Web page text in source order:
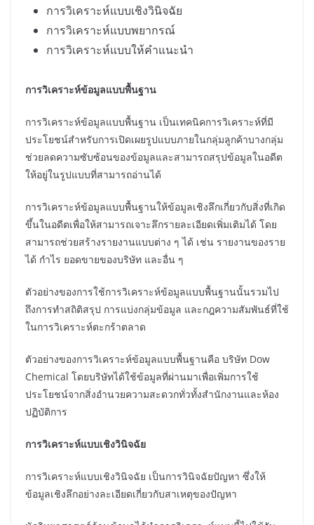
การวิเคราะห์แบบเชิงวินิจฉัย
การวิเคราะห์แบบพยากรณ์
การวิเคราะห์แบบให้คำแนะนำ
การวิเคราะห์ข้อมูลแบบพื้นฐาน
การวิเคราะห์ข้อมูลแบบพื้นฐาน เป็นเทคนิคการวิเคราะห์ที่มี
ประโยชน์สำหรับการเปิดเผยรูปแบบภายในกลุ่มลูกค้าบางกลุ่ม
ช่วยลดความซับซ้อนของข้อมูลและสามารถสรุปข้อมูลในอดีต
ให้อยู่ในรูปแบบที่สามารถอ่านได้
การวิเคราะห์ข้อมูลแบบพื้นฐานให้ข้อมูลเชิงลึกเกี่ยวกับสิ่งที่เกิด
ขึ้นในอดีตเพื่อให้สามารถเจาะลึกรายละเอียดเพิ่มเติมได้ โดย
สามารถช่วยสร้างรายงานแบบต่าง ๆ ได้ เช่น รายงานของราย
ได้ กำไร ยอดขายของบริษัท และอื่น ๆ
ตัวอย่างของการใช้การวิเคราะห์ข้อมูลแบบพื้นฐานนั้นรวมไป
ถึงการทำสถิติสรุป การแบ่งกลุ่มข้อมูล และกฎความสัมพันธ์ที่ใช้
ในการวิเคราะห์ตะกร้าตลาด
ตัวอย่างของการวิเคราะห์ข้อมูลแบบพื้นฐานคือ บริษัท Dow
Chemical โดยบริษัทได้ใช้ข้อมูลที่ผ่านมาเพื่อเพิ่มการใช้
ประโยชน์จากสิ่งอำนวยความสะดวกทั่วทั้งสำนักงานและห้อง
ปฏิบัติการ
การวิเคราะห์แบบเชิงวินิจฉัย
การวิเคราะห์แบบเชิงวินิจฉัย เป็นการวินิจฉัยปัญหา ซึ่งให้
ข้อมูลเชิงลึกอย่างละเอียดเกี่ยวกับสาเหตุของปัญหา